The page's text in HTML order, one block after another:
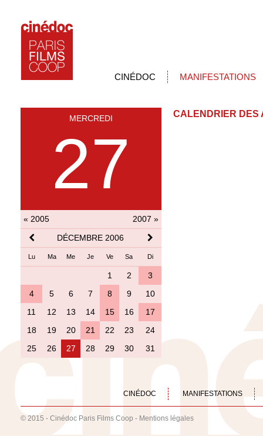
CINÉDOC MANIFESTATIONS
MERCREDI
27
« 2005
2007 »
DÉCEMBRE 2006
Lu Ma Me Je Ve Sa Di
1 2
3
4
5 6 7 8 9
10
11
12 13 14 15 16
17
18
19 20 21 22 23
24
25
26 27 28 29 30 31
CALENDRIER DES
CINÉDOC MANIFESTATIONS
© 2015 - Cinédoc Paris Films Coop - Mentions légales